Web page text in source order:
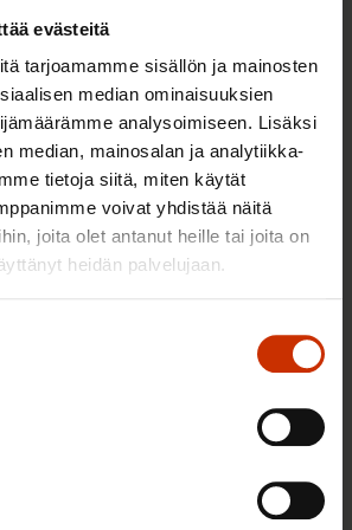
evästeitä
tarjoamamme sisällön ja mainosten
median ominaisuuksien
analysoimiseen. Lisäksi
median, mainosalan ja analytiikka-
tietoja siitä, miten käytät
voivat yhdistää näitä
joita olet antanut heille tai joita on
heidän palvelujaan.
Tuottava ja